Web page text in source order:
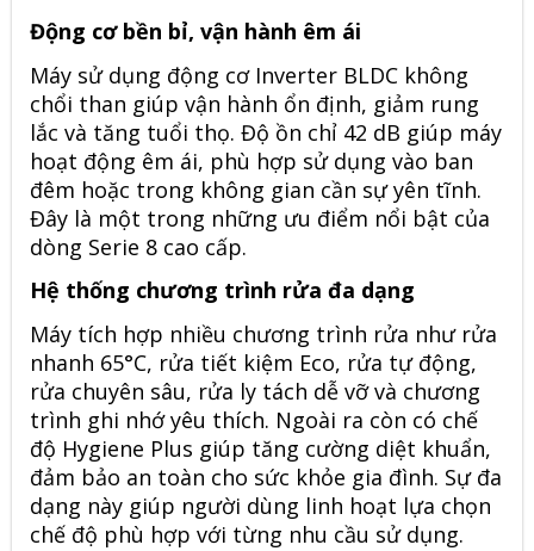
Động cơ bền bỉ, vận hành êm ái
Máy sử dụng động cơ Inverter BLDC không
chổi than giúp vận hành ổn định, giảm rung
lắc và tăng tuổi thọ. Độ ồn chỉ 42 dB giúp máy
hoạt động êm ái, phù hợp sử dụng vào ban
đêm hoặc trong không gian cần sự yên tĩnh.
Đây là một trong những ưu điểm nổi bật của
dòng Serie 8 cao cấp.
Hệ thống chương trình rửa đa dạng
Máy tích hợp nhiều chương trình rửa như rửa
nhanh 65°C, rửa tiết kiệm Eco, rửa tự động,
rửa chuyên sâu, rửa ly tách dễ vỡ và chương
trình ghi nhớ yêu thích. Ngoài ra còn có chế
độ Hygiene Plus giúp tăng cường diệt khuẩn,
đảm bảo an toàn cho sức khỏe gia đình. Sự đa
dạng này giúp người dùng linh hoạt lựa chọn
chế độ phù hợp với từng nhu cầu sử dụng.